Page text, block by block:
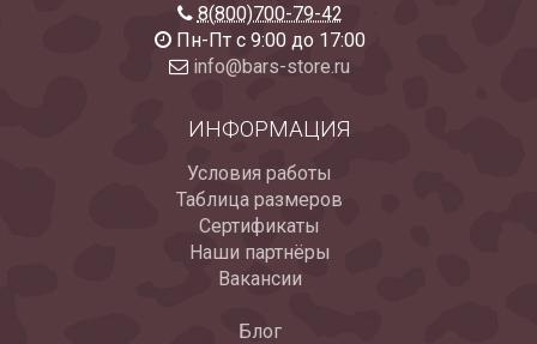
8(800)700-79-42
Пн-Пт с 9:00 до 17:00
info@bars-store.ru
ИНФОРМАЦИЯ
Условия работы
Таблица размеров
Сертификаты
Наши партнёры
Вакансии
Блог